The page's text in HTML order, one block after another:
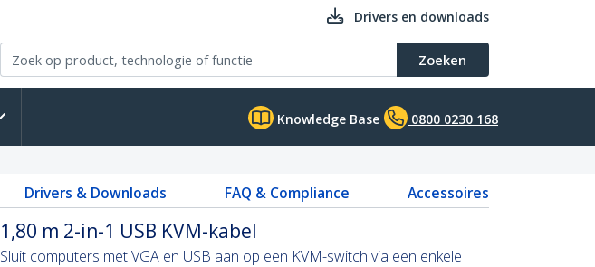
Drivers en downloads
Zoeken
Knowledge Base 0800 0230 168
Drivers & Downloads FAQ & Compliance Accessoires
1,80 m 2-in-1 USB KVM-kabel
Sluit computers met VGA en USB aan op een KVM-switch via een enkele